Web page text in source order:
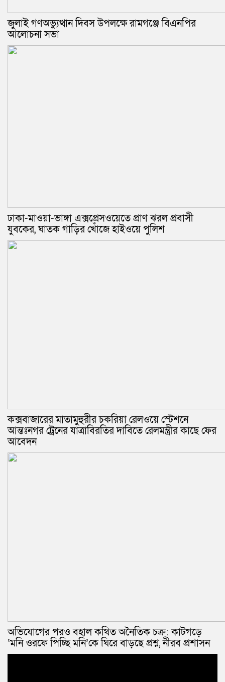
জুলাই গণঅভ্যুত্থান দিবস উপলক্ষে রামগঞ্জে বিএনপির
আলোচনা সভা
ঢাকা-মাওয়া-ভাঙ্গা এক্সপ্রেসওয়েতে প্রাণ ঝরল প্রবাসী
যুবকের, ঘাতক গাড়ির খোঁজে হাইওয়ে পুলিশ
কক্সবাজারের মাতামুহুরীর চকরিয়া রেলওয়ে স্টেশনে
আন্তঃনগর ট্রেনের যাত্রাবিরতির দাবিতে রেলমন্ত্রীর কাছে ফের
আবেদন
অভিযোগের পরও বহাল কথিত অনৈতিক চক্র: কাটগড়ে
‘মনি ওরফে পিচ্ছি মনি’কে ঘিরে বাড়ছে প্রশ্ন, নীরব প্রশাসন